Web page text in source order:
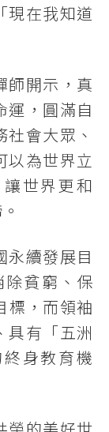
現在我知道
師開示，真
運，圓滿自
會大眾、
以為世界立
世界更和
永續發展目
除貧窮、保
標，而領袖
具有「五洲
身教育機